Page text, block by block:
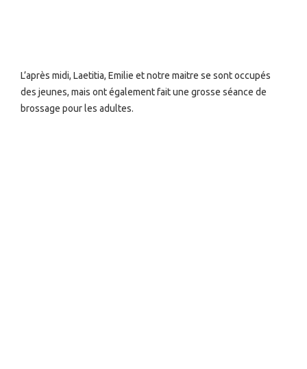
L’après midi, Laetitia, Emilie et notre maitre se sont occupés
des jeunes, mais ont également fait une grosse séance de
brossage pour les adultes.